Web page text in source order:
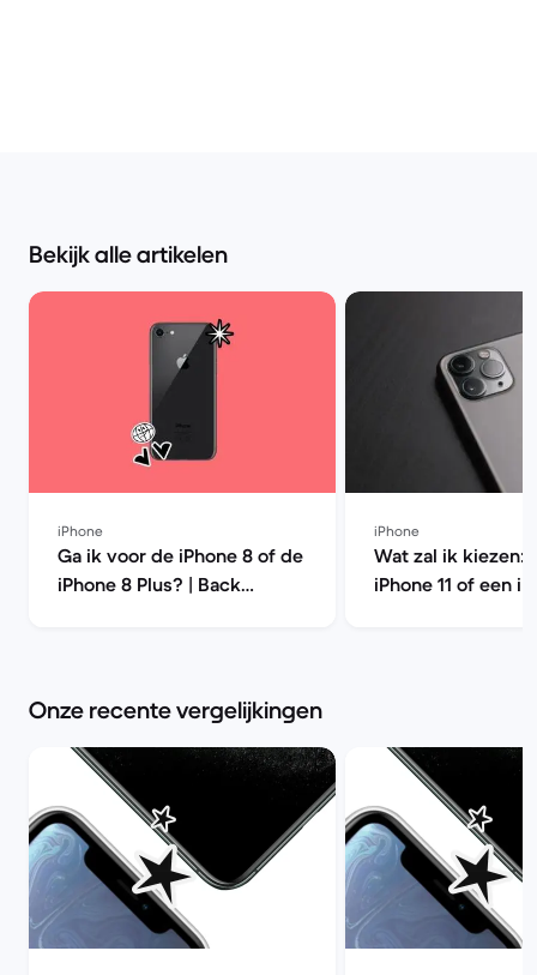
Bekijk alle artikelen
iPhone
Ga ik voor de iPhone 8 of de
iPhone 8 Plus? | Back
iPhone
Wat zal ik kiezen:
iPhone 11 of een
Onze recente vergelijkingen